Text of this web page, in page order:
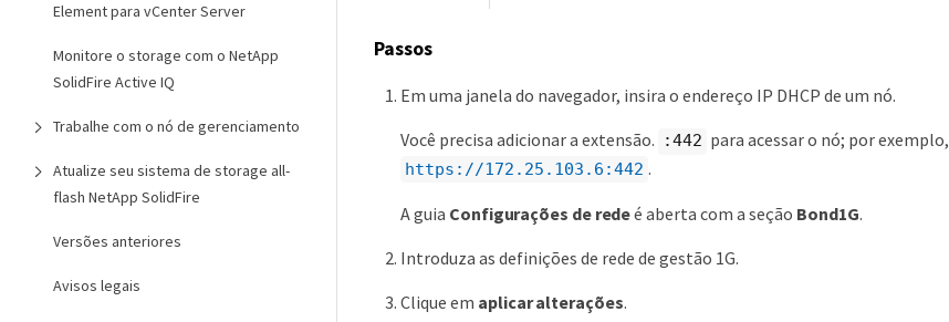
Element para vCenter Server
Monitore o storage com o NetApp
SolidFire Active IQ
Trabalhe com o nó de gerenciamento
Atualize seu sistema de storage all-
flash NetApp SolidFire
Versões anteriores
Avisos legais
Passos
Em uma janela do navegador, insira o endereço IP DHCP de um nó.
Você precisa adicionar a extensão.
:442 para acessar o nó; por exemplo,
https://172.25.103.6:442 .
A guia Configurações de redeé aberta com a seção Bond1G.
Introduza as definições de rede de gestão 1G.
Clique em aplicar alterações.